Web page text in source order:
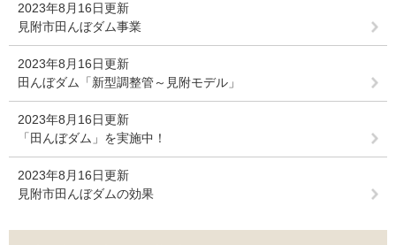
2023年8月16日更新
見附市田んぼダム事業
2023年8月16日更新
田んぼダム「新型調整管～見附モデル」
2023年8月16日更新
「田んぼダム」を実施中！
2023年8月16日更新
見附市田んぼダムの効果